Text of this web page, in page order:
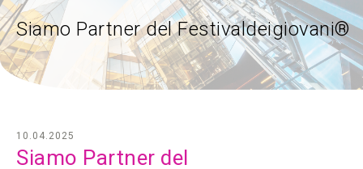
Siamo Partner del Festivaldeigiovani®
Siamo Partner del
10.04.2025